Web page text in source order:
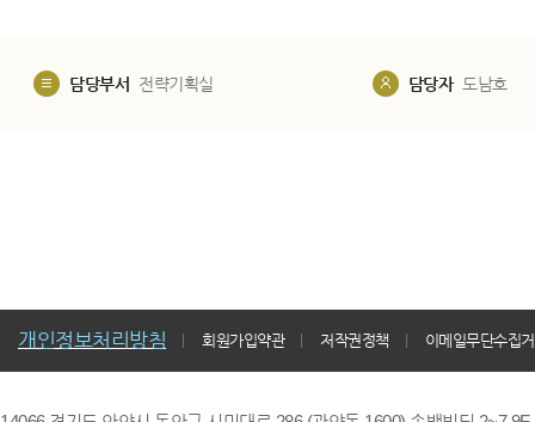
담당부서 전략기획실 담당자 도남호
개인정보처리방침 회원가입약관 저작권정책 이메일무단수집